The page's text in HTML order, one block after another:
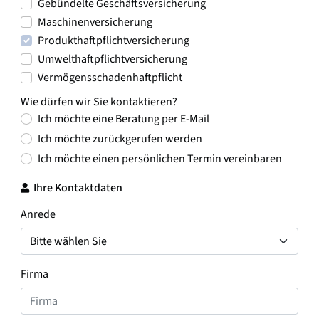
Gebündelte Geschäftsversicherung
Maschinenversicherung
Produkthaftpflichtversicherung
Umwelthaftpflichtversicherung
Vermögensschadenhaftpflicht
Wie dürfen wir Sie kontaktieren?
Ich möchte eine Beratung per E-Mail
Ich möchte zurückgerufen werden
Ich möchte einen persönlichen Termin vereinbaren
Ihre Kontaktdaten
Anrede
Firma